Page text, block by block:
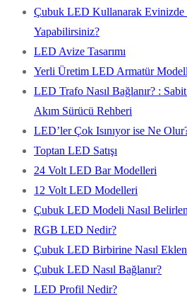
Çubuk LED Kullanarak Evinizde
Yapabilirsiniz?
LED Avize Tasarımı
Yerli Üretim LED Armatür
LED Trafo Nasıl Bağlanır? :
Akım Sürücü Rehberi
LED’ler Çok Isınıyor ise Ne
Toptan LED Satışı
24 Volt LED Bar Modelleri
12 Volt LED Modelleri
Çubuk LED Modeli Nasıl
RGB LED Nedir?
Çubuk LED Birbirine Nasıl
Çubuk LED Nasıl Bağlanır?
LED Profil Nedir?